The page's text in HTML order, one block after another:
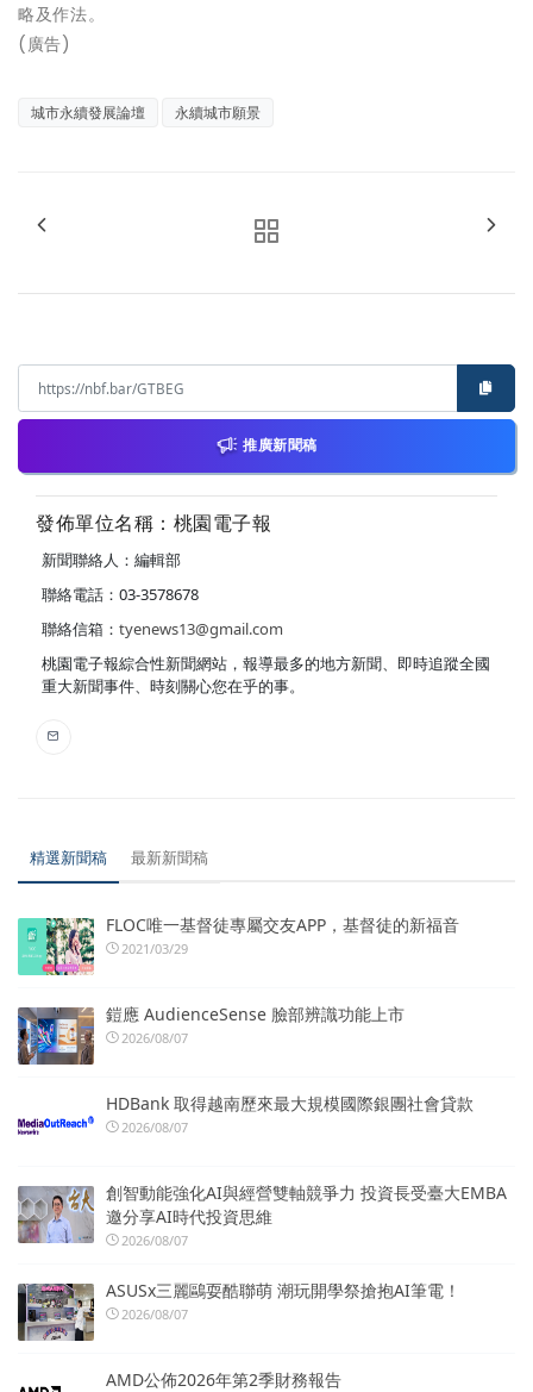
略及作法。
(廣告)
城市永續發展論壇 永續城市願景
推廣新聞稿
發佈單位名稱：桃園電子報
新聞聯絡人：編輯部
聯絡電話：03-3578678
聯絡信箱： tyenews13@gmail.com
桃園電子報綜合性新聞網站，報導最多的地方新聞、即時追蹤全國
重大新聞事件、時刻關心您在乎的事。
精選新聞稿 最新新聞稿
FLOC唯一基督徒專屬交友APP，基督徒的新福音
2021/03/29
鎧應 AudienceSense 臉部辨識功能上市
2026/08/07
HDBank 取得越南歷來最大規模國際銀團社會貸款
2026/08/07
創智動能強化AI與經營雙軸競爭力 投資長受臺大EMBA
邀分享AI時代投資思維
2026/08/07
ASUSx三麗鷗耍酷聯萌 潮玩開學祭搶抱AI筆電！
2026/08/07
AMD公佈2026年第2季財務報告